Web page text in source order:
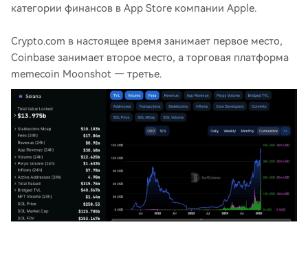
категории финансов в App Store компании Apple.
Crypto.com в настоящее время занимает первое место,
Coinbase занимает второе место, а торговая платформа
memecoin Moonshot — третье.